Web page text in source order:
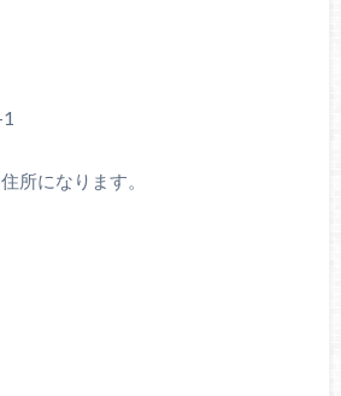
所になります。